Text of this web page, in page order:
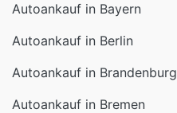
Autoankauf in Bayern
Autoankauf in Berlin
Autoankauf in Brandenburg
Autoankauf in Bremen